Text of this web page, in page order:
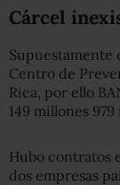
Cárcel
Supuestamente
Centro de
Rica, por ello
149 millones 979
Hubo contratos
dos empresas